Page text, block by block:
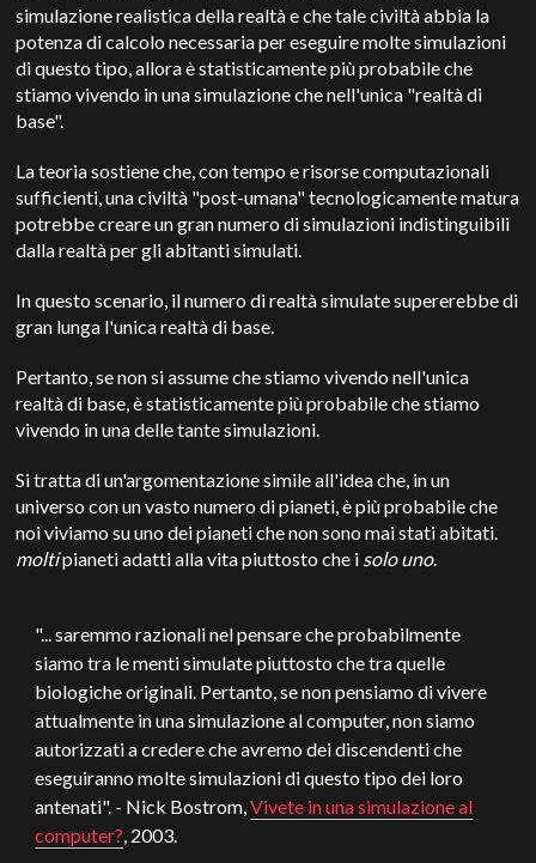
simulazione realistica della realtà e che tale civiltà abbia la
potenza di calcolo necessaria per eseguire molte simulazioni
di questo tipo, allora è statisticamente più probabile che
stiamo vivendo in una simulazione che nell'unica "realtà di
base".
La teoria sostiene che, con tempo e risorse computazionali
sufficienti, una civiltà "post-umana" tecnologicamente matura
potrebbe creare un gran numero di simulazioni indistinguibili
dalla realtà per gli abitanti simulati.
In questo scenario, il numero di realtà simulate supererebbe di
gran lunga l'unica realtà di base.
Pertanto, se non si assume che stiamo vivendo nell'unica
realtà di base, è statisticamente più probabile che stiamo
vivendo in una delle tante simulazioni.
Si tratta di un'argomentazione simile all'idea che, in un
universo con un vasto numero di pianeti, è più probabile che
noi viviamo su uno dei pianeti che non sono mai stati abitati.
moltipianeti adatti alla vita piuttosto che i solo uno.
"... saremmo razionali nel pensare che probabilmente
siamo tra le menti simulate piuttosto che tra quelle
biologiche originali. Pertanto, se non pensiamo di vivere
attualmente in una simulazione al computer, non siamo
autorizzati a credere che avremo dei discendenti che
eseguiranno molte simulazioni di questo tipo dei loro
antenati". - Nick Bostrom,Vivete in una simulazione al
computer? , 2003.